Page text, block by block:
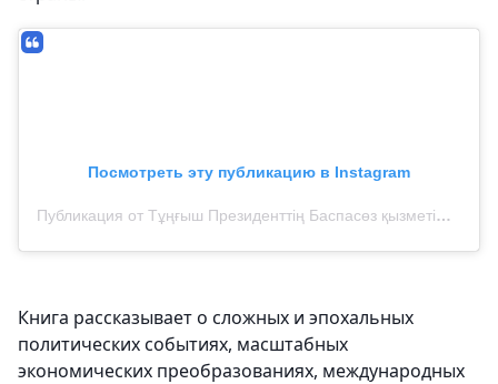
Посмотреть эту публикацию в Instagram
Публикация от Тұңғыш Президенттің Баспасөз қызметі🇰🇿 (@elbasy_nazarbayev)
Книга рассказывает о сложных и эпохальных
политических событиях, масштабных
экономических преобразованиях, международных